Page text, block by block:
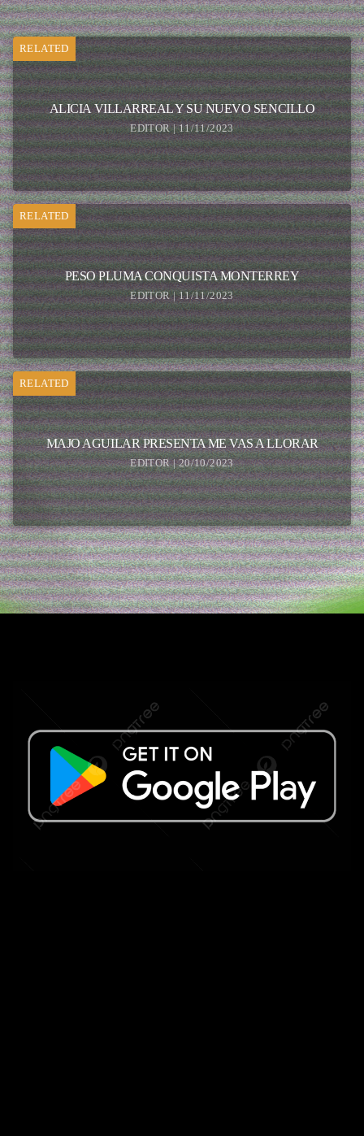
RELATED
ALICIA VILLARREAL Y SU NUEVO SENCILLO
EDITOR | 11/11/2023
RELATED
PESO PLUMA CONQUISTA MONTERREY
EDITOR | 11/11/2023
RELATED
MAJO AGUILAR PRESENTA ME VAS A LLORAR
EDITOR | 20/10/2023